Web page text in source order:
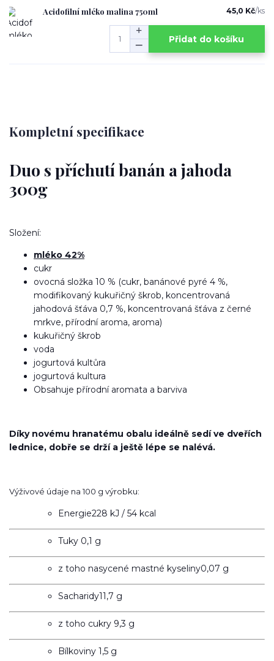
Acidofilní mléko malina 750ml 45,0 Kč/ks
Přidat do košíku
Kompletní specifikace
Duo s příchutí banán a jahoda
300g
Složení:
mléko 42%
cukr
ovocná složka 10 % (cukr, banánové pyré 4 %,
modifikovaný kukuřičný škrob, koncentrovaná
jahodová šťáva 0,7 %, koncentrovaná šťáva z černé
mrkve, přírodní aroma, aroma)
kukuřičný škrob
voda
jogurtová kultůra
jogurtová kultura
Obsahuje přírodní aromata a barviva
Díky novému hranatému obalu ideálně sedí ve dveřích
lednice, dobře se drží a ještě lépe se nalévá.
Výživové údaje na 100 g výrobku:
Energie228 kJ / 54 kcal
Tuky 0,1 g
z toho nasycené mastné kyseliny0,07 g
Sacharidy11,7 g
z toho cukry 9,3 g
Bílkoviny 1,5 g